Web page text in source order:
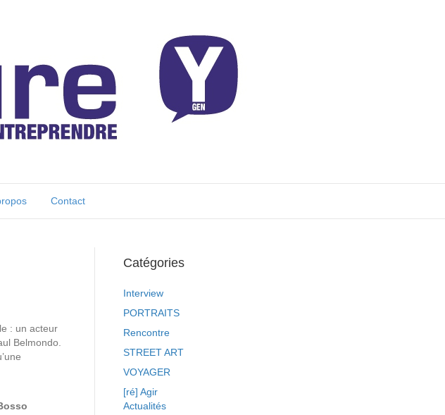
Contact
: un acteur
Belmondo.
Catégories
Interview
PORTRAITS
Rencontre
STREET ART
VOYAGER
[ré] Agir
Actualités